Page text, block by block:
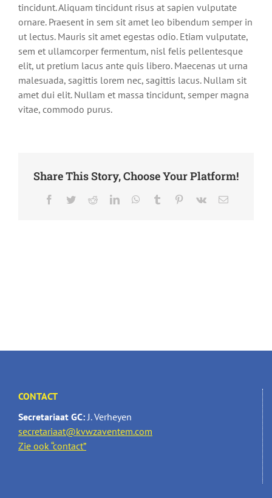
tincidunt. Aliquam tincidunt risus at sapien vulputate
ornare. Praesent in sem sit amet leo bibendum semper in
ut lectus. Mauris sit amet egestas odio. Etiam vulputate,
sem et ullamcorper fermentum, nisl felis pellentesque
elit, ut pretium lacus ante quis libero. Maecenas ut urna
malesuada, sagittis lorem nec, sagittis lacus. Nullam sit
amet dui elit. Nullam et massa tincidunt, semper magna
vitae, commodo purus.
Share This Story, Choose Your Platform!
Facebook
TwitterRedditLinkedInWhatsApp
Tumblr Pinterest
Vk Email
CONTACT
Secretariaat GC: J. Verheyen
secretariaat@kvwzaventem.com
Zie ook “contact”